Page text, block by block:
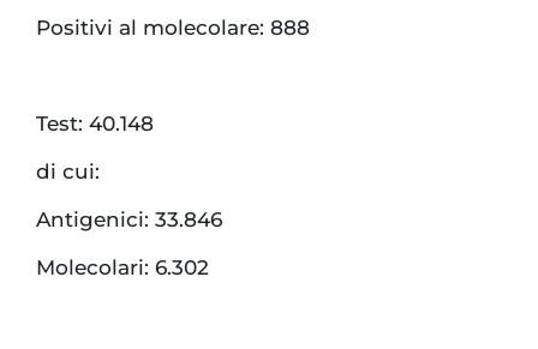
Positivi al molecolare: 888
Test: 40.148
di cui:
Antigenici: 33.846
Molecolari: 6.302